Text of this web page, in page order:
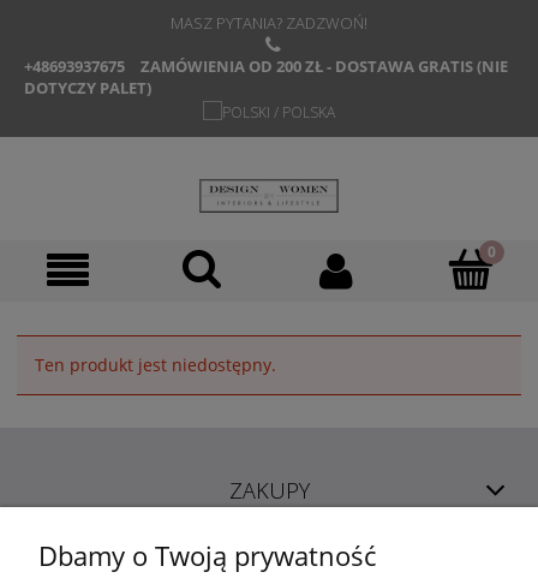
MASZ PYTANIA? ZADZWOŃ!
+48693937675
ZAMÓWIENIA OD 200 ZŁ - DOSTAWA GRATIS (NIE
DOTYCZY PALET)
Ten produkt jest niedostępny.
ZAKUPY
POMOC
Dbamy o Twoją prywatność